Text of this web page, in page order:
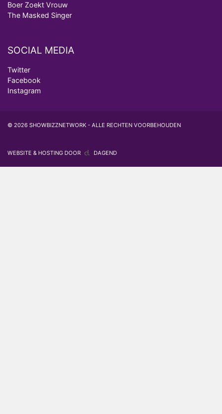
Boer Zoekt Vrouw
The Masked Singer
SOCIAL MEDIA
Twitter
Facebook
Instagram
© 2026 SHOWBIZZNETWORK - ALLE RECHTEN VOORBEHOUDEN
WEBSITE & HOSTING DOOR DAGEND